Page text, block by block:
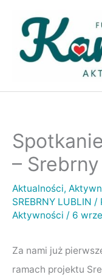
treści
–
Aktualności,
SREBRNY LUBLIN /
Aktywności / 6
Za nami już
ramach projektu